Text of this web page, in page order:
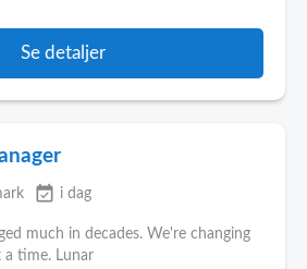
Se detaljer
event_available i dag
much in decades. We're changing
time. Lunar